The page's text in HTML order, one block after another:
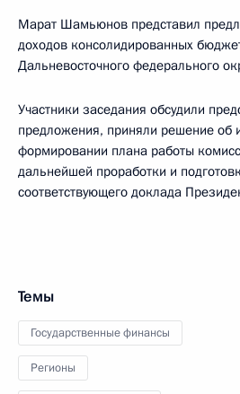
Марат Шамьюнов представил
доходов консолидированных
Дальневосточного федерального
Участники заседания обсудили
предложения, приняли решение об
формировании плана работы
дальнейшей проработки и
соответствующего доклада
Темы
Государственные финансы
Регионы